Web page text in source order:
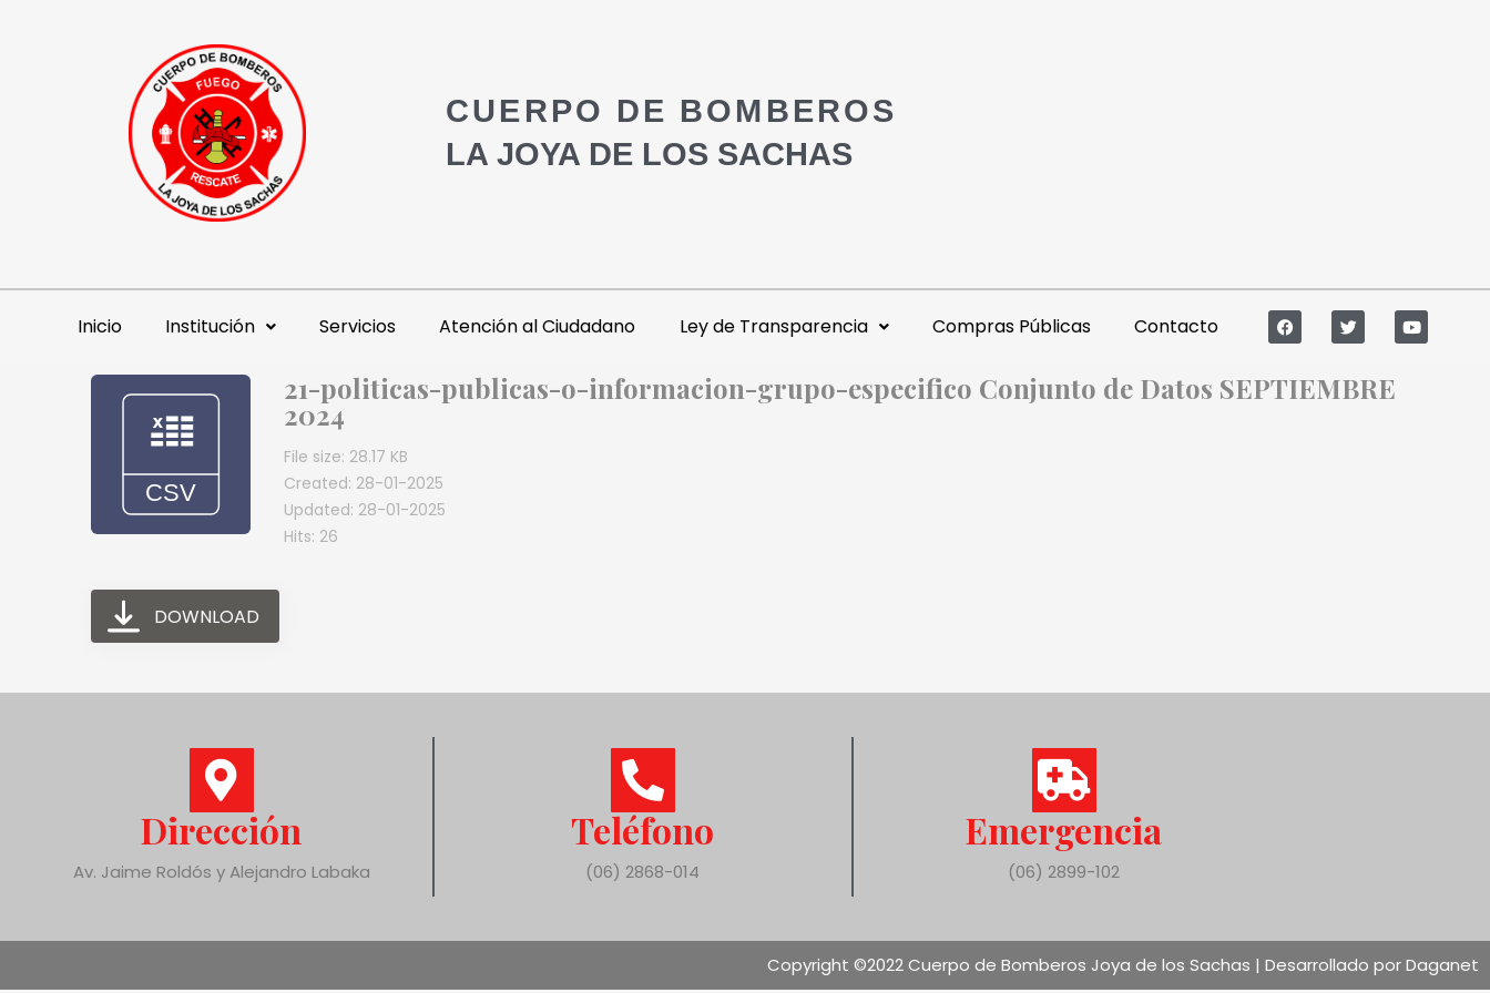
CUERPO DE BOMBEROS
LA JOYA DE LOS SACHAS
Inicio Institución Servicios Atención al Ciudadano Ley de Transparencia Compras Públicas Contacto
21-politicas-publicas-o-informacion-grupo-especifico Conjunto de Datos SEPTIEMBRE
2024
File size: 28.17 KB
Created: 28-01-2025
Updated: 28-01-2025
Hits: 26
DOWNLOAD
Dirección
Av. Jaime Roldós y Alejandro Labaka
Teléfono
(06) 2868-014
Emergencia
(06) 2899-102
Copyright ©2022 Cuerpo de Bomberos Joya de los Sachas | Desarrollado por Daganet